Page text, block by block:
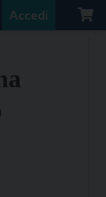
Accedi